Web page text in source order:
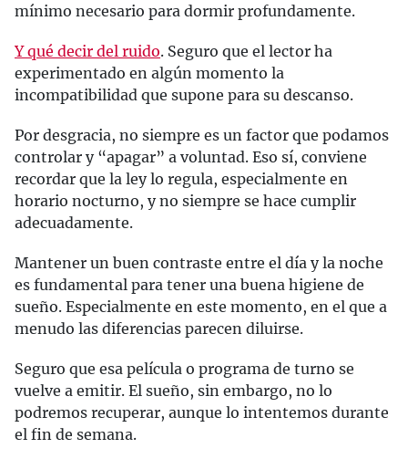
mínimo necesario para dormir profundamente.
Y qué decir del ruido. Seguro que el lector ha
experimentado en algún momento la
incompatibilidad que supone para su descanso.
Por desgracia, no siempre es un factor que podamos
controlar y “apagar” a voluntad. Eso sí, conviene
recordar que la ley lo regula, especialmente en
horario nocturno, y no siempre se hace cumplir
adecuadamente.
Mantener un buen contraste entre el día y la noche
es fundamental para tener una buena higiene de
sueño. Especialmente en este momento, en el que a
menudo las diferencias parecen diluirse.
Seguro que esa película o programa de turno se
vuelve a emitir. El sueño, sin embargo, no lo
podremos recuperar, aunque lo intentemos durante
el fin de semana.